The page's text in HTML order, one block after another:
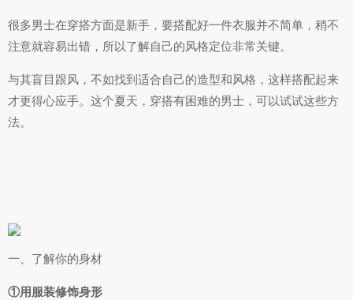
很多男士在穿搭方面是新手，要搭配好一件衣服并不简单，稍不
注意就容易出错，所以了解自己的风格定位非常关键。
与其盲目跟风，不如找到适合自己的造型和风格，这样搭配起来
才更得心应手。这个夏天，穿搭有困难的男士，可以试试这些方
法。
一、了解你的身材
①用服装修饰身形